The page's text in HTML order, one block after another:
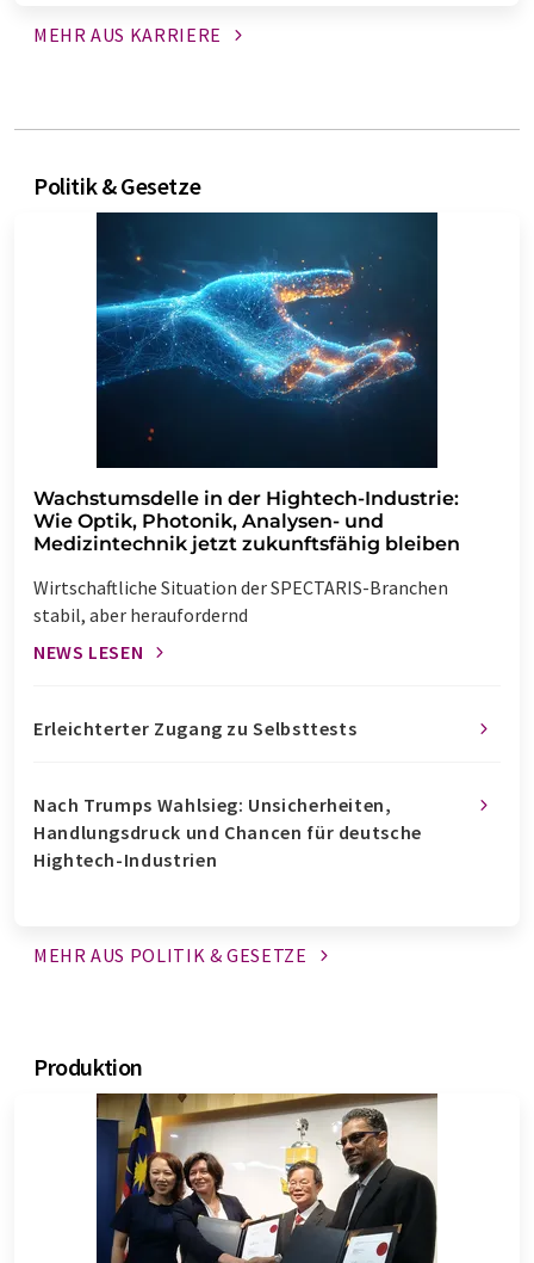
MEHR AUS KARRIERE
Politik & Gesetze
Wachstumsdelle in der Hightech-Industrie:
Wie Optik, Photonik, Analysen- und
Medizintechnik jetzt zukunftsfähig bleiben
Wirtschaftliche Situation der SPECTARIS-Branchen
stabil, aber heraufordernd
NEWS LESEN
Erleichterter Zugang zu Selbsttests
Nach Trumps Wahlsieg: Unsicherheiten,
Handlungsdruck und Chancen für deutsche
Hightech-Industrien
MEHR AUS POLITIK &GESETZE
Produktion